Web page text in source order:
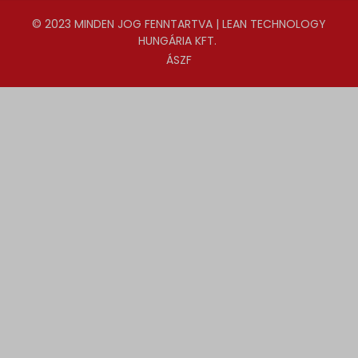
© 2023 MINDEN JOG FENNTARTVA | LEAN TECHNOLOGY
HUNGÁRIA KFT.
ÁSZF
www.google.de